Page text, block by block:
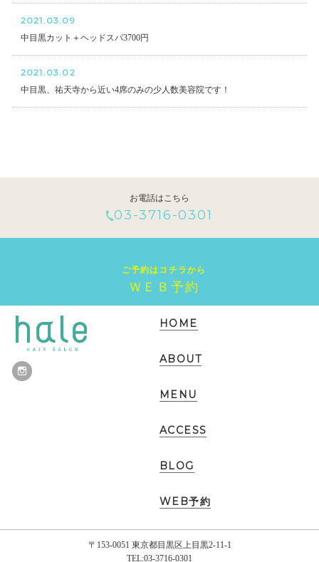
2021.03.09
中目黒カット＋ヘッドスパ3700円
2021.03.02
中目黒、祐天寺から近い4席のみの少人数美容院です！
お電話はこちら
03-3716-0301
ご予約はコチラから
ＷＥＢ予約
HOME
ABOUT
MENU
ACCESS
BLOG
WEB予約
〒153-0051 東京都目黒区上目黒2-11-1
TEL:03-3716-0301